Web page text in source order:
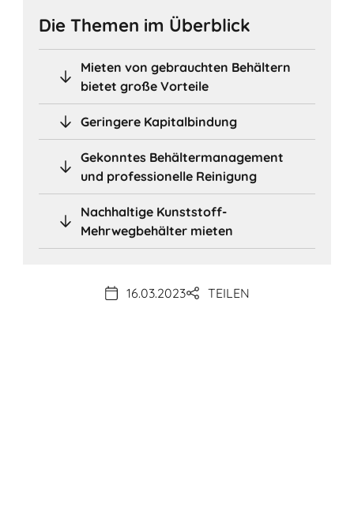
Die Themen im Überblick
Mieten von gebrauchten Behältern
bietet große Vorteile
Geringere Kapitalbindung
Gekonntes Behältermanagement
und professionelle Reinigung
Nachhaltige Kunststoff-
Mehrwegbehälter mieten
16.03.2023 TEILEN